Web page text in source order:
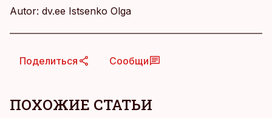
Autor: dv.ee Istsenko Olga
Поделиться Сообщи
ПОХОЖИЕ СТАТЬИ